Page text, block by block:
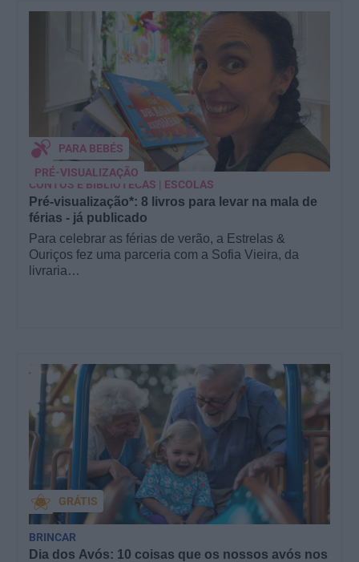
Pré-visualização*: 8 livros para levar na mala de
férias - já publicado
Para celebrar as férias de verão, a Estrelas &
Ouriços fez uma parceria com a Sofia Vieira, da
livraria…
PARA BEBÉS
PRÉ-VISUALIZAÇÃO
CONTOS E BIBLIOTECAS | ESCOLAS
Dia dos Avós: 10 coisas que os nossos avós nos
GRÁTIS
BRINCAR